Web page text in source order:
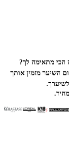
הכימתאימה לך?
השיער מזמין אותך